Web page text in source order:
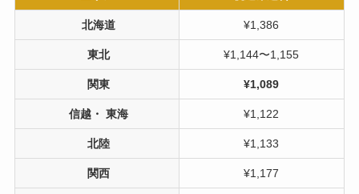
北海道 ¥1,386
東北 ¥1,144〜1,155
関東 ¥1,089
信越・ 東海 ¥1,122
北陸 ¥1,133
関西 ¥1,177